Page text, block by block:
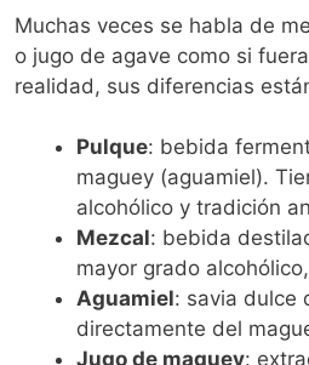
Muchas veces se habla de
o jugo de agave como si
realidad, sus diferencias
Pulque: bebida
maguey (aguamiel).
alcohólico y tradición
Mezcal: bebida
mayor grado
Aguamiel: savia dulce
directamente del
Jugo de maguey: